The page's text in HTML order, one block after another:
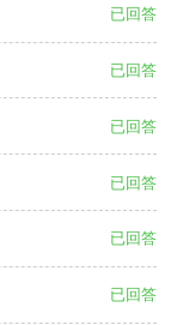
已回答
已回答
已回答
已回答
已回答
已回答